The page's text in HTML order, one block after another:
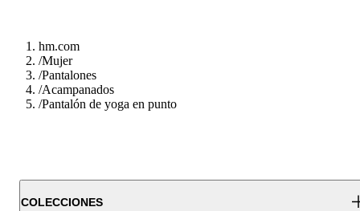
hm.com
/Mujer
/Pantalones
/Acampanados
/Pantalón de yoga en punto
COLECCIONES